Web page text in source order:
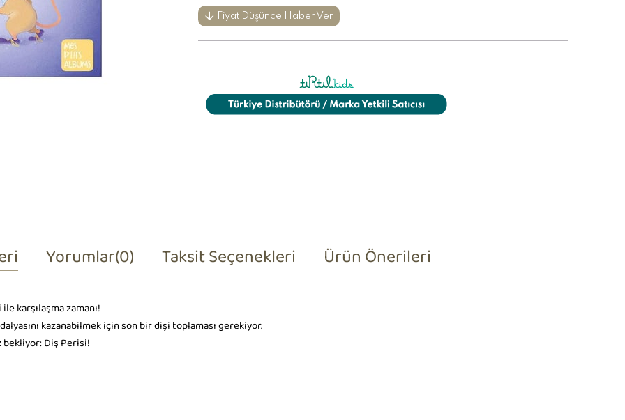
Fiyat Düşünce Haber Ver
Yorumlar(0) Taksit Seçenekleri Ürün Önerileri
karşılaşma zamanı!
kazanabilmek için son bir dişi toplaması gerekiyor.
Diş Perisi!